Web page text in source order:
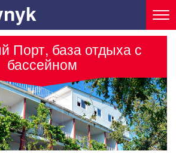
Порт, база отдыха с
бассейном